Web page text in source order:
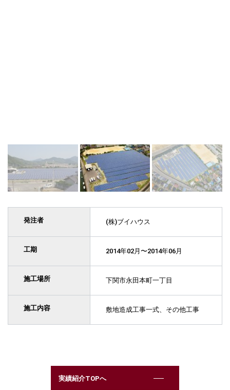
発注者 (株)ブイハウス
工期 2014年02月〜2014年06月
施工場所 下関市永田本町一丁目
施工内容 敷地造成工事一式、その他工事
実績紹介TOPへ